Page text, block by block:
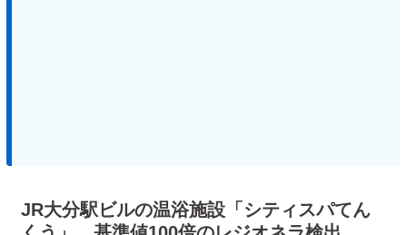
JR大分駅ビルの温浴施設「シティスパてん